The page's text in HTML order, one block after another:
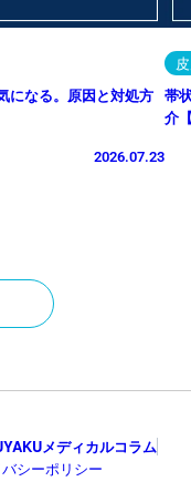
になる。原因と対処方
2026.07.23
帯
介
メディカルコラム
シーポリシー